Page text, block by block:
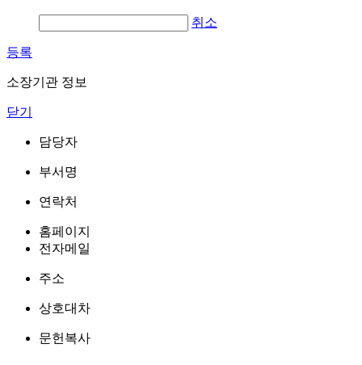
취소
등록
소장기관 정보
닫기
담당자
부서명
연락처
홈페이지
전자메일
주소
상호대차
문헌복사